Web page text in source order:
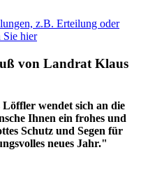
z.B. Erteilung oder
hier
von Landrat Klaus
wendet sich an die
Ihnen ein frohes und
Schutz und Segen für
neues Jahr."